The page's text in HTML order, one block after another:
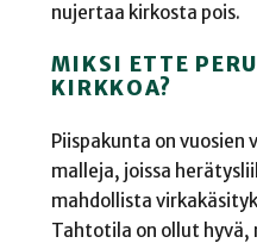
nujertaa kirkosta pois.
MIKSI ETTE
KIRKKOA?
Piispakunta on
malleja, joissa
mahdollista
Tahtotila on ollut